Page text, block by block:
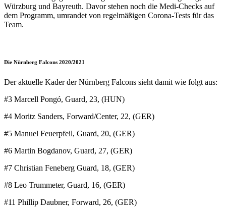
Würzburg und Bayreuth. Davor stehen noch die Medi-Checks auf
dem Programm, umrandet von regelmäßigen Corona-Tests für das
Team.
Die Nürnberg Falcons 2020/2021
Der aktuelle Kader der Nürnberg Falcons sieht damit wie folgt aus:
#3 Marcell Pongó, Guard, 23, (HUN)
#4 Moritz Sanders, Forward/Center, 22, (GER)
#5 Manuel Feuerpfeil, Guard, 20, (GER)
#6 Martin Bogdanov, Guard, 27, (GER)
#7 Christian Feneberg Guard, 18, (GER)
#8 Leo Trummeter, Guard, 16, (GER)
#11 Phillip Daubner, Forward, 26, (GER)